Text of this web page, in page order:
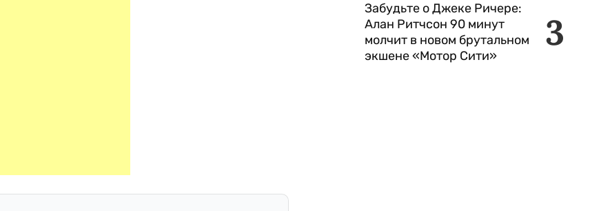
3
Забудьте о Джеке Ричере:
Алан Ритчсон 90 минут
молчит в новом брутальном
экшене «Мотор Сити»